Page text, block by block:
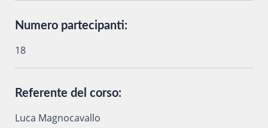
Numero partecipanti:
18
Referente del corso:
Luca Magnocavallo